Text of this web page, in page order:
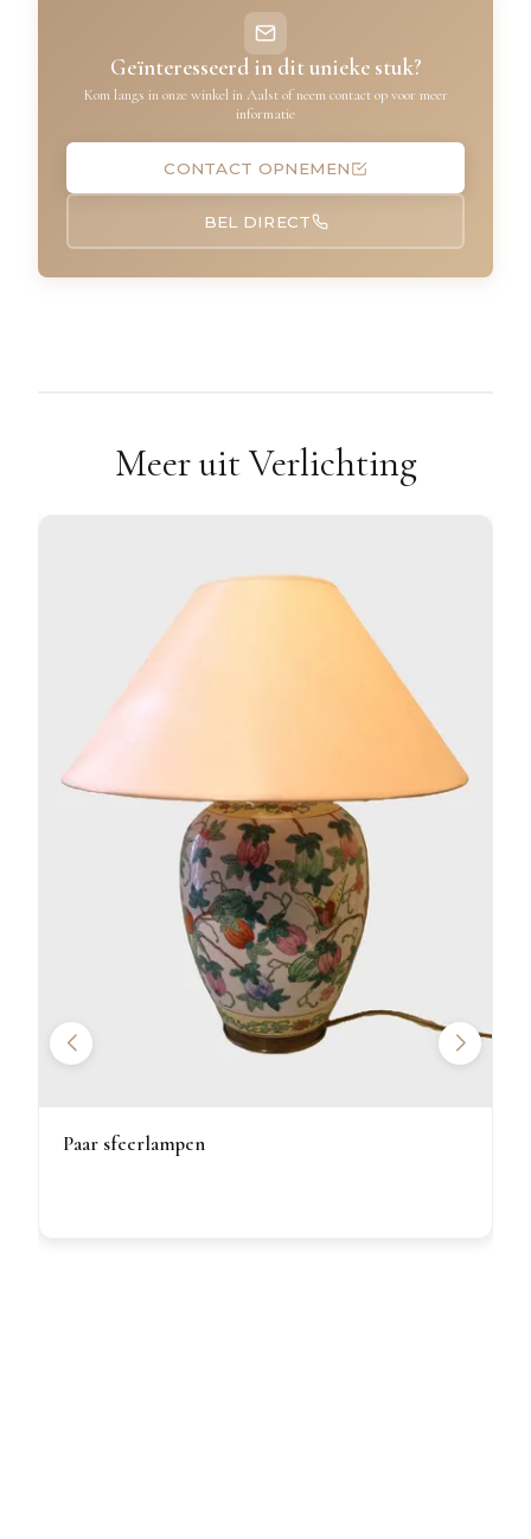
Geïnteresseerd in dit unieke stuk?
Kom langs in onze winkel in Aalst of neem contact op voor meer
informatie
CONTACT OPNEMEN
BEL DIRECT
Meer uit Verlichting
Paar sfeerlampen